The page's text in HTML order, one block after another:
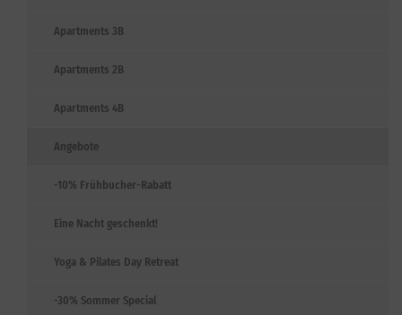
Apartments 3B
Apartments 2B
Apartments 4B
Angebote
-10% Frühbucher-Rabatt
Eine Nacht geschenkt!
Yoga & Pilates Day Retreat
-30% Sommer Special